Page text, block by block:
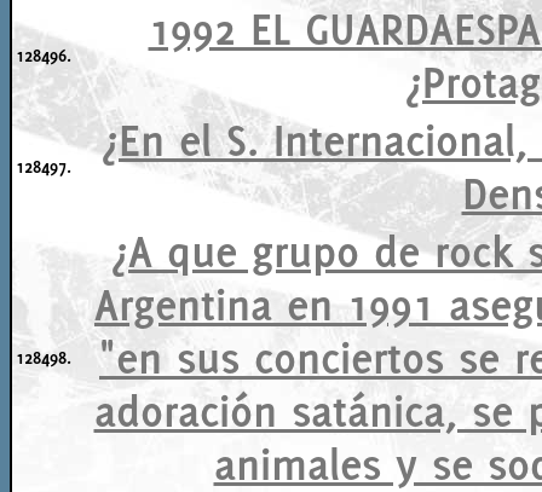
128496.
1992 EL
128497.
¿En el S.
128498.
¿A que grupo de rock
Argentina en 1991
"en sus conciertos se
adoración satánica, se
animales y se